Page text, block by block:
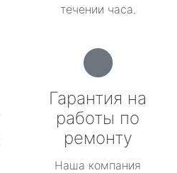
течении часа.
Гарантия на
работы по
ремонту
Наша компания